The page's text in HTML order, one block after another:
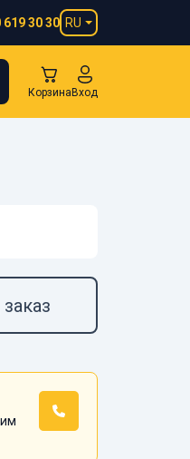
619 30 30 RU
Корзина Вход